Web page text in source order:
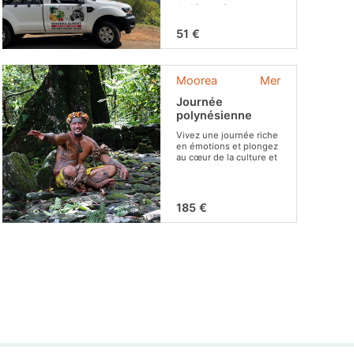
4x4 à la quête
incontournables !
51 €
Mer
Moorea
Journée
polynésienne
Vivez une journée riche
en émotions et plongez
au cœur de la culture et
du quotidien des
185 €